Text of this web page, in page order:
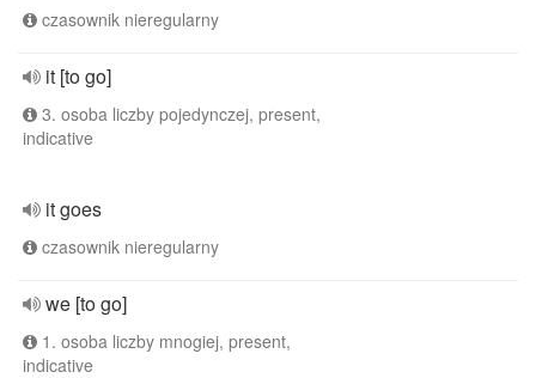
czasownik nieregularny
it [to go]
3. osoba liczby pojedynczej, present,
indicative
it goes
czasownik nieregularny
we [to go]
1. osoba liczby mnogiej, present,
indicative